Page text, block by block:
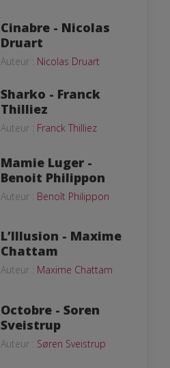
Cinabre - Nicolas
Druart
Auteur : Nicolas Druart
Sharko - Franck
Thilliez
Auteur : Franck Thilliez
Mamie Luger -
Benoit Philippon
Auteur : Benoît Philippon
L’Illusion - Maxime
Chattam
Auteur : Maxime Chattam
Octobre - Soren
Sveistrup
Auteur : Søren Sveistrup